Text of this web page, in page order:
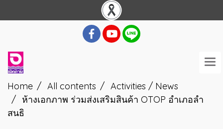
Home All contents
Activities / News
ห้างเอกภาพ ร่วมส่งเสริมสินค้า OTOP อำเภอลำ
สนธิ